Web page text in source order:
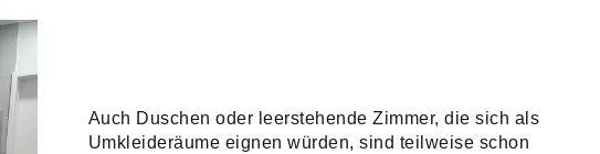
Auch Duschen oder leerstehende Zimmer, die sich als
Umkleideräume eignen würden, sind teilweise schon